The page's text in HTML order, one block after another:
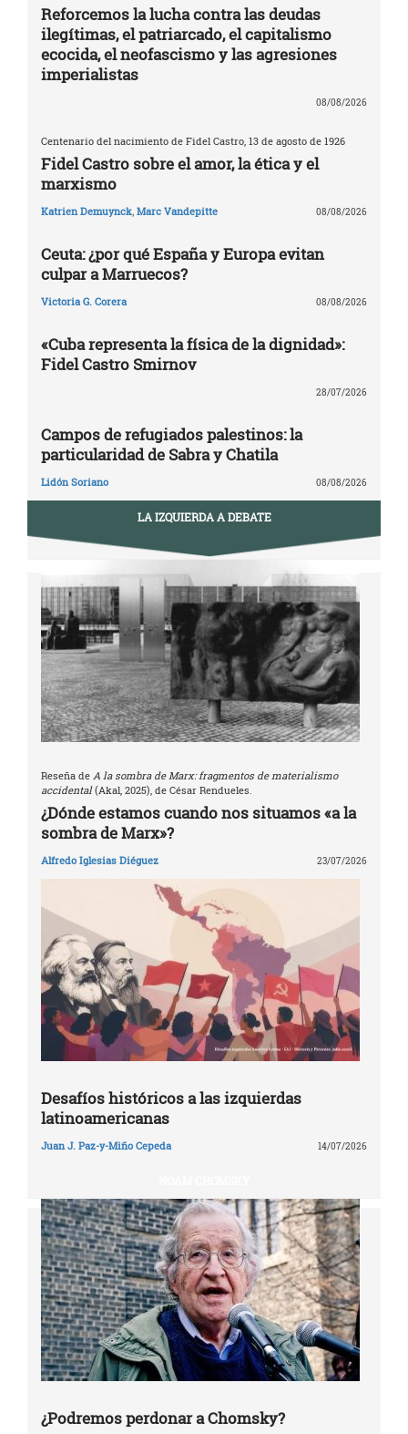
Reforcemos la lucha contra las deudas
ilegítimas, el patriarcado, el capitalismo
ecocida, el neofascismo y las agresiones
imperialistas
08/08/2026
Centenario del nacimiento de Fidel Castro, 13 de agosto de 1926
Fidel Castro sobre el amor, la ética y el
marxismo
Katrien Demuynck, Marc Vandepitte 08/08/2026
Ceuta: ¿por qué España y Europa evitan
culpar a Marruecos?
Victoria G. Corera 08/08/2026
«Cuba representa la física de la dignidad»:
Fidel Castro Smirnov
28/07/2026
Campos de refugiados palestinos: la
particularidad de Sabra y Chatila
Lidón Soriano 08/08/2026
LA IZQUIERDA A DEBATE
Reseña de A la sombra de Marx: fragmentos de materialismo
accidental(Akal, 2025), de César Rendueles.
¿Dónde estamos cuando nos situamos «a la
sombra de Marx»?
Alfredo Iglesias Diéguez 23/07/2026
Desafíos históricos a las izquierdas
latinoamericanas
Juan J. Paz-y-Miño Cepeda 14/07/2026
¿Podremos perdonar a Chomsky?